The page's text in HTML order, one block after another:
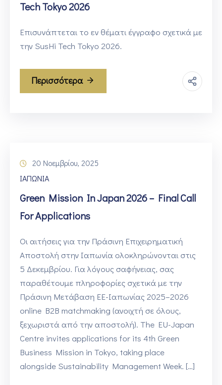
Tech Tokyo 2026
Επισυνάπτεται το εν θέματι έγγραφο σχετικά με
την SusHi Tech Tokyo 2026.
Περισσότερα
20 Νοεμβρίου, 2025
ΙΑΠΩΝΙΑ
Green Mission In Japan 2026 – Final Call
For Applications
Οι αιτήσεις για την Πράσινη Επιχειρηματική
Αποστολή στην Ιαπωνία ολοκληρώνονται στις
5 Δεκεμβρίου. Για λόγους σαφήνειας, σας
παραθέτουμε πληροφορίες σχετικά με την
Πράσινη Μετάβαση ΕΕ-Ιαπωνίας 2025–2026
online B2B matchmaking (ανοιχτή σε όλους,
ξεχωριστά από την αποστολή). The EU-Japan
Centre invites applications for its 4th Green
Business Mission in Tokyo, taking place
alongside Sustainability Management Week. […]